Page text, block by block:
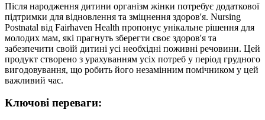
Після народження дитини організм жінки потребує додаткової
підтримки для відновлення та зміцнення здоров'я. Nursing
Postnatal від Fairhaven Health пропонує унікальне рішення для
молодих мам, які прагнуть зберегти своє здоров'я та
забезпечити своїй дитині усі необхідні поживні речовини. Цей
продукт створено з урахуванням усіх потреб у період грудного
вигодовування, що робить його незамінним помічником у цей
важливий час.
Ключові переваги: